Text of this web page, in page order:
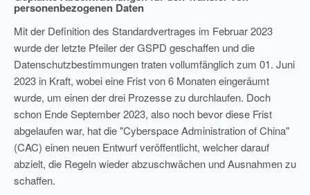
personenbezogenen Daten
Mit der Definition des Standardvertrages im Februar 2023
wurde der letzte Pfeiler der GSPD geschaffen und die
Datenschutzbestimmungen traten vollumfänglich zum 01. Juni
2023 in Kraft, wobei eine Frist von 6 Monaten eingeräumt
wurde, um einen der drei Prozesse zu durchlaufen. Doch
schon Ende September 2023, also noch bevor diese Frist
abgelaufen war, hat die "Cyberspace Administration of China"
(CAC) einen neuen Entwurf veröffentlicht, welcher darauf
abzielt, die Regeln wieder abzuschwächen und Ausnahmen zu
schaffen.